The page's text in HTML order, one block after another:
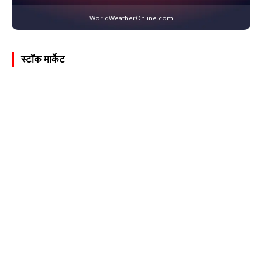
WorldWeatherOnline.com
स्टॉक मार्केट